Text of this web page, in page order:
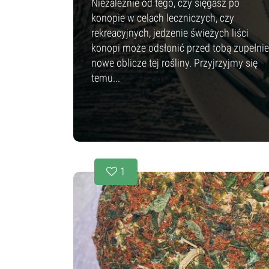
konopie w celach leczniczych, czy
rekreacyjnych, jedzenie świeżych liści
konopi może odsłonić przed tobą zupełnie
nowe oblicze tej rośliny. Przyjrzyjmy się
temu...
1